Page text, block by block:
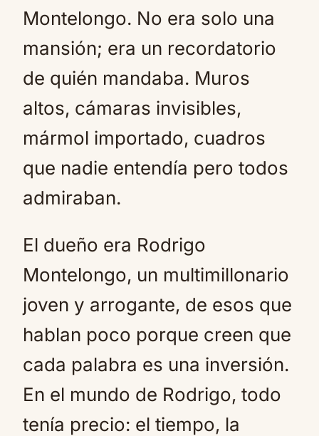
Montelongo. No era solo una
mansión; era un recordatorio
de quién mandaba. Muros
altos, cámaras invisibles,
mármol importado, cuadros
que nadie entendía pero todos
admiraban.
El dueño era Rodrigo
Montelongo, un multimillonario
joven y arrogante, de esos que
hablan poco porque creen que
cada palabra es una inversión.
En el mundo de Rodrigo, todo
tenía precio: el tiempo, la